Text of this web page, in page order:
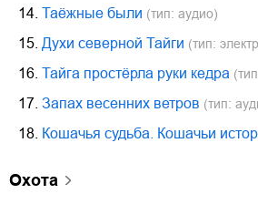
14. Таёжные были (тип: аудио)
15. Духи северной Тайги (тип:
16. Тайга простёрла руки кедра
17. Запах весенних ветров (тип:
18. Кошачья судьба. Кошачьи
охота